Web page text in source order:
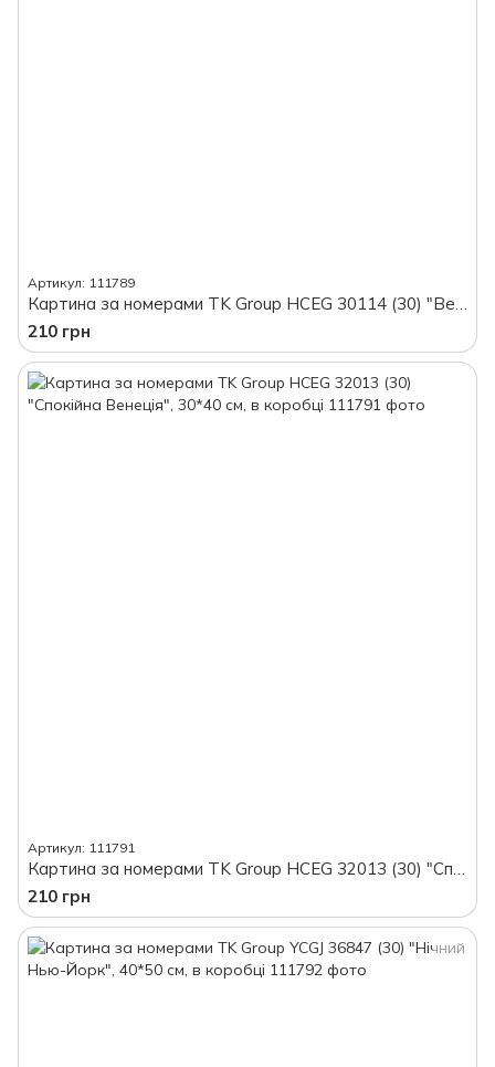
Артикул: 111789
Картина за номерами TK Group HCEG 30114 (30) "Венеція на світанку", 40*30 см, в коробці
210 грн
Артикул: 111791
Картина за номерами TK Group HCEG 32013 (30) "Спокійна Венеція", 30*40 см, в коробці
210 грн